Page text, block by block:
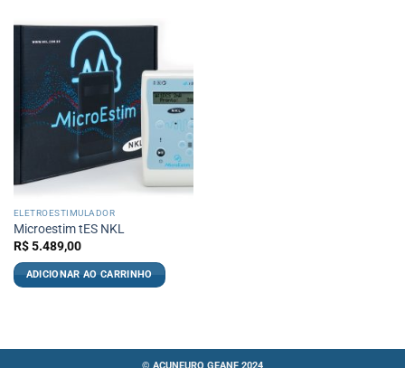
ELETROESTIMULADOR
Microestim tES NKL
R$5.489,00
ADICIONAR AO CARRINHO